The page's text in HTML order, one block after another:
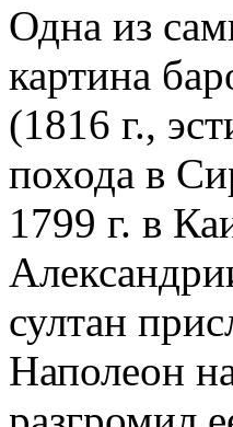
Одна из
картина
(1816 г.,
похода в
1799 г. в
султан
Наполеон